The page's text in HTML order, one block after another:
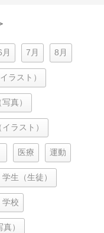
月 7月 8月
ラスト）
真）
ラスト）
医療 運動
学生（生徒）
学校
）